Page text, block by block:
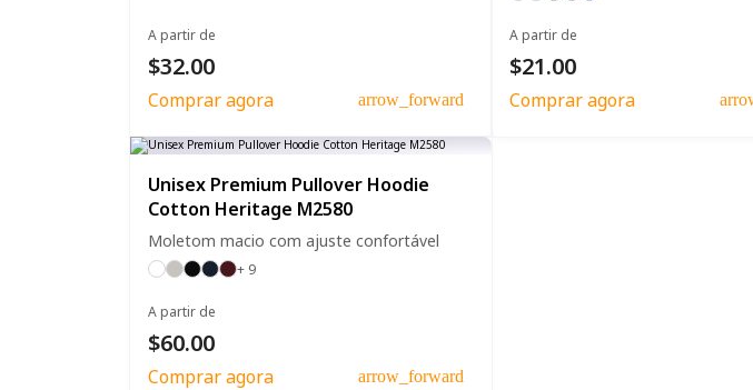
A partir de
$32.00
Comprar agora arrow_forward
A partir de
$21.00
Comprar agora
Unisex Premium Pullover Hoodie
Cotton Heritage M2580
Moletom macio com ajuste confortável
+ 9
A partir de
$60.00
Comprar agora arrow_forward